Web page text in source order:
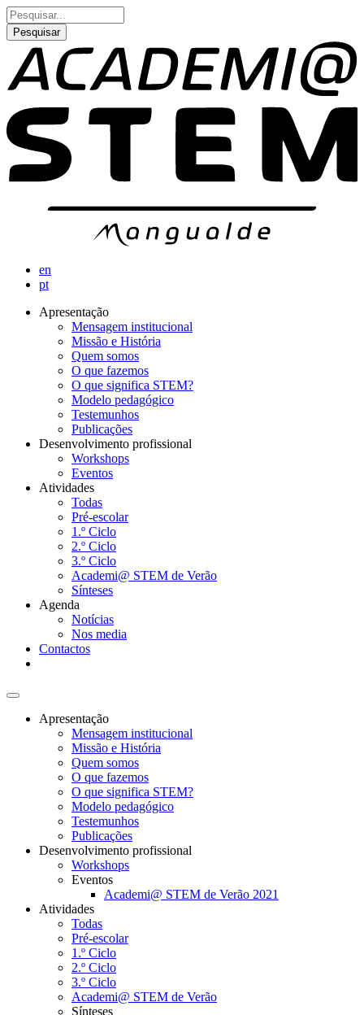
Passar
para
o
conteúdo
principal
Pesquisar
en
pt
Navegação
principal
Apresentação
Mensagem institucional
Missão e História
Quem somos
O que fazemos
O que significa STEM?
Modelo pedagógico
Testemunhos
Publicações
Desenvolvimento profissional
Workshops
Eventos
Atividades
Todas
Pré-escolar
1.º Ciclo
2.º Ciclo
3.º Ciclo
Academi@ STEM de Verão
Sínteses
Agenda
Notícias
Nos media
Contactos
Apresentação
Mensagem institucional
Missão e História
Quem somos
O que fazemos
O que significa STEM?
Modelo pedagógico
Testemunhos
Publicações
Desenvolvimento profissional
Workshops
Eventos
Academi@ STEM de Verão 2021
Atividades
Todas
Pré-escolar
1.º Ciclo
2.º Ciclo
3.º Ciclo
Academi@ STEM de Verão
Sínteses